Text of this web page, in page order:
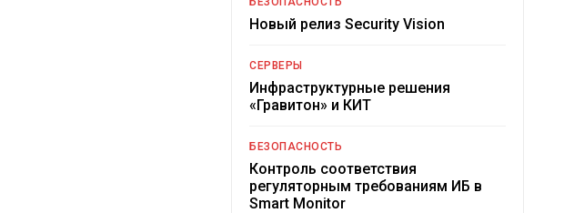
Новый релиз Security Vision
СЕРВЕРЫ
Инфраструктурные решения
«Гравитон» и КИТ
БЕЗОПАСНОСТЬ
Контроль соответствия
регуляторным требованиям ИБ в
Smart Monitor